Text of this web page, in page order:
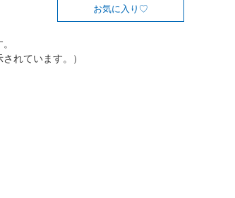
お気に入り
れています。）